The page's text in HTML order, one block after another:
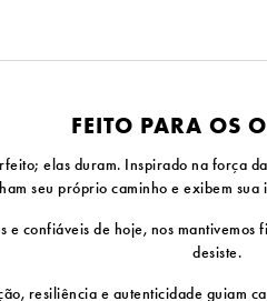
FEITO PARA OS
elas duram. Inspirado na força
seu próprio caminho e exibem
confiáveis ​​de hoje, nos
desiste.
resiliência e autenticidade guiam